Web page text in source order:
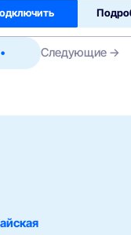
Следующие →